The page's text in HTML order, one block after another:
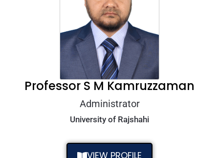
Professor S M Kamruzzaman
Administrator
University of Rajshahi
VIEW PROFILE